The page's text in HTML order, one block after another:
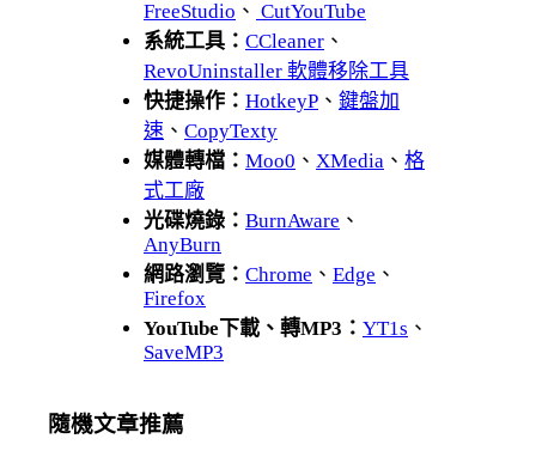
FreeStudio 、 CutYouTube
系統工具： CCleaner 、
RevoUninstaller 軟體移除工具
快捷操作： HotkeyP 、 鍵盤加
速 、 CopyTexty
媒體轉檔： Moo0 、 XMedia 、 格
式工廠
光碟燒錄： BurnAware 、
AnyBurn
網路瀏覽： Chrome 、 Edge 、
Firefox
YouTube下載、轉MP3： YT1s 、
SaveMP3
隨機文章推薦